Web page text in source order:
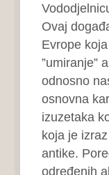
Ovaj
Evrope
”umiranje”
odnosno
osnovna
izuzetaka
koja je
antike.
određenih